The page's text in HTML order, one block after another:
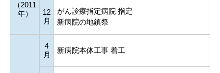
（2011
年）
12
月
がん診療指定病院 指定
新病院の地鎮祭
4
月
新病院本体工事 着工